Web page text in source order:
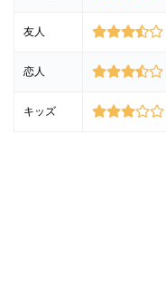
友人
恋人
キッズ